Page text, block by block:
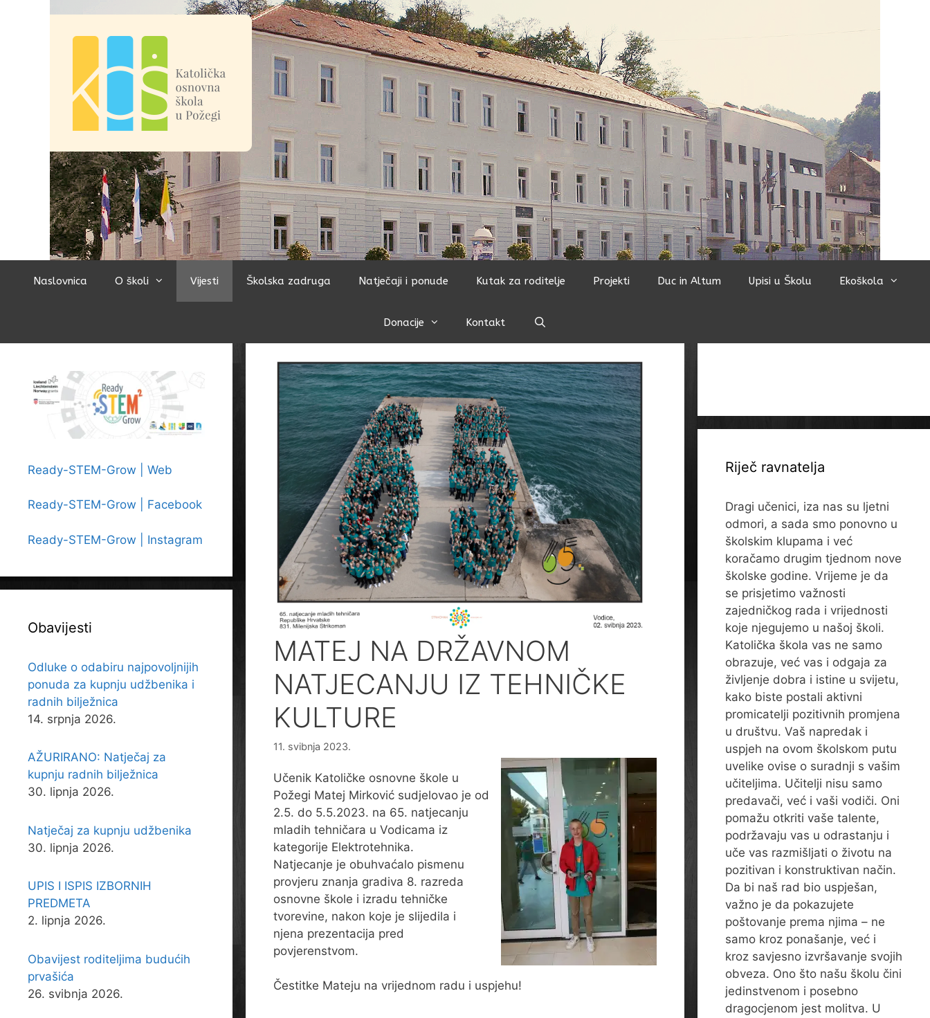
Naslovnica O školi Vijesti Školska zadruga Natječaji i ponude Kutak za roditelje Projekti Duc in Altum Upisi u Školu Ekoškola
Donacije Kontakt
MATEJ NA DRŽAVNOM
NATJECANJU IZ TEHNIČKE
KULTURE
11. svibnja 2023.
Učenik Katoličke osnovne škole u
Požegi Matej Mirković sudjelovao je od
2.5. do 5.5.2023. na 65. natjecanju
mladih tehničara u Vodicama iz
kategorije Elektrotehnika.
Natjecanje je obuhvaćalo pismenu
provjeru znanja gradiva 8. razreda
osnovne škole i izradu tehničke
tvorevine, nakon koje je slijedila i
njena prezentacija pred
povjerenstvom.
Čestitke Mateju na vrijednom radu i uspjehu!
Ready-STEM-Grow | Web
Ready-STEM-Grow | Facebook
Ready-STEM-Grow | Instagram
Obavijesti
Odluke o odabiru najpovoljnijih
ponuda za kupnju udžbenika i
radnih bilježnica
14. srpnja 2026.
AŽURIRANO: Natječaj za
kupnju radnih bilježnica
30. lipnja 2026.
Natječaj za kupnju udžbenika
30. lipnja 2026.
UPIS I ISPIS IZBORNIH
PREDMETA
2. lipnja 2026.
Obavijest roditeljima budućih
prvašića
26. svibnja 2026.
Riječ ravnatelja
Dragi učenici, iza nas su ljetni
odmori, a sada smo ponovno u
školskim klupama i već
koračamo drugim tjednom nove
školske godine. Vrijeme je da
se prisjetimo važnosti
zajedničkog rada i vrijednosti
koje njegujemo u našoj školi.
Katolička škola vas ne samo
obrazuje, već vas i odgaja za
življenje dobra i istine u svijetu,
kako biste postali aktivni
promicatelji pozitivnih promjena
u društvu. Vaš napredak i
uspjeh na ovom školskom putu
uvelike ovise o suradnji s vašim
učiteljima. Učitelji nisu samo
predavači, već i vaši vodiči. Oni
pomažu otkriti vaše talente,
podržavaju vas u odrastanju i
uče vas razmišljati o životu na
pozitivan i konstruktivan način.
Da bi naš rad bio uspješan,
važno je da pokazujete
poštovanje prema njima – ne
samo kroz ponašanje, već i
kroz savjesno izvršavanje svojih
obveza. Ono što našu školu čini
jedinstvenom i posebno
dragocjenom jest molitva. U